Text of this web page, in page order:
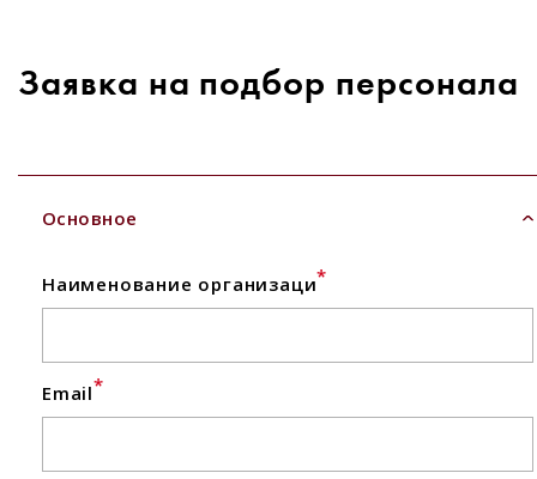
Заявка на подбор персонала
Основное
Наименование организаци*
Email*